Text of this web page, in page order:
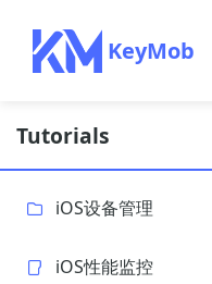
KeyMob
Tutorials
iOS设备管理
iOS性能监控